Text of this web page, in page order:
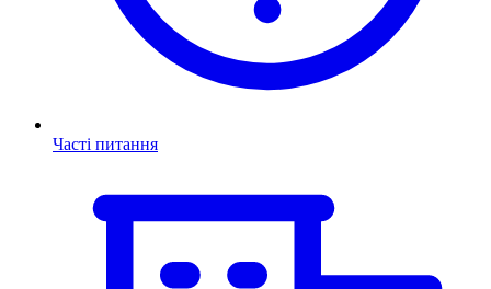
Часті питання